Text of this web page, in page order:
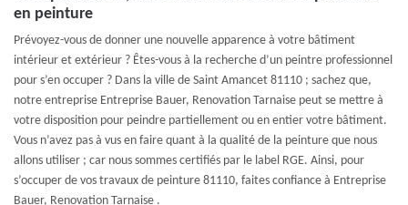
en peinture
Prévoyez-vous de donner une nouvelle apparence à votre bâtiment
intérieur et extérieur ? Êtes-vous à la recherche d’un peintre professionnel
pour s’en occuper ? Dans la ville de Saint Amancet 81110 ; sachez que,
notre entreprise Entreprise Bauer, Renovation Tarnaise peut se mettre à
votre disposition pour peindre partiellement ou en entier votre bâtiment.
Vous n’avez pas à vus en faire quant à la qualité de la peinture que nous
allons utiliser ; car nous sommes certifiés par le label RGE. Ainsi, pour
s’occuper de vos travaux de peinture 81110, faites confiance à Entreprise
Bauer, Renovation Tarnaise .